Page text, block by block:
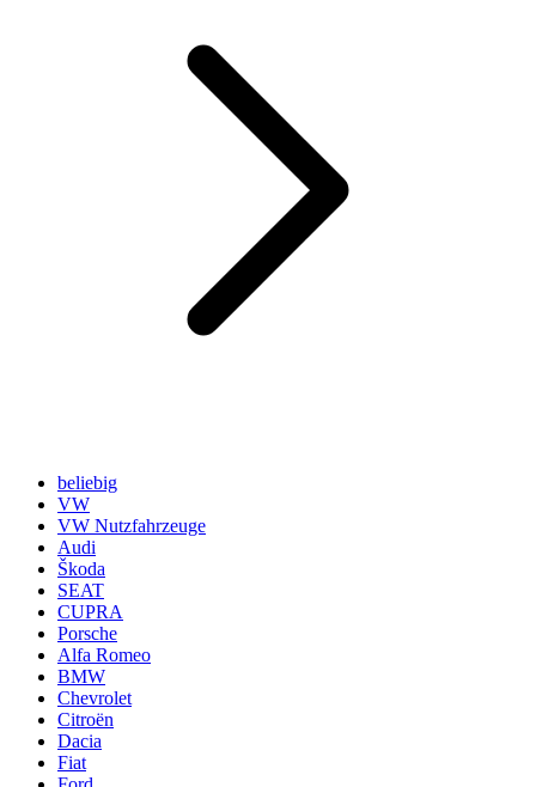
beliebig
VW
VW Nutzfahrzeuge
Audi
Škoda
SEAT
CUPRA
Porsche
Alfa Romeo
BMW
Chevrolet
Citroën
Dacia
Fiat